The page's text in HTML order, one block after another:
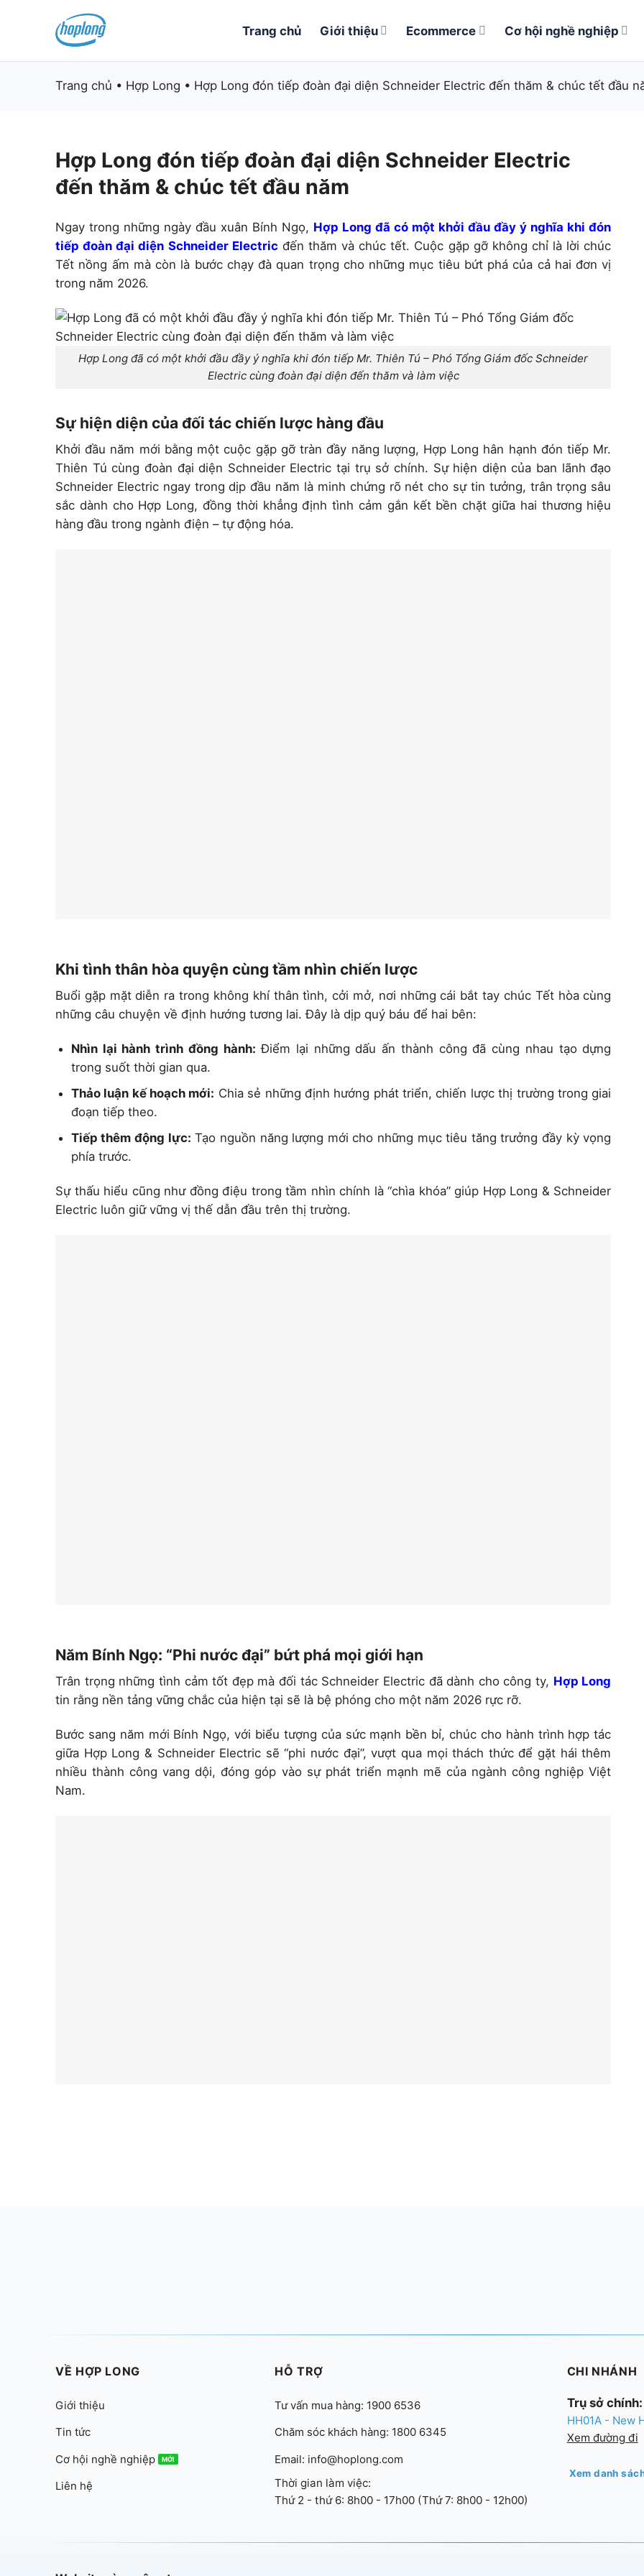
Trang chủ Giới thiệu Ecommerce Cơ hội nghề nghiệp
Trang chủ • Hợp Long • Hợp Long đón tiếp đoàn đại diện Schneider Electric đến thăm & chúc tết đầu
Hợp Long đón tiếp đoàn đại diện Schneider Electric
đến thăm & chúc tết đầu năm
Ngay trong những ngày đầu xuân Bính Ngọ, Hợp Long đã có một khởi đầu đầy ý nghĩa khi đón
tiếp đoàn đại diện Schneider Electric đến thăm và chúc tết. Cuộc gặp gỡ không chỉ là lời chúc
Tết nồng ấm mà còn là bước chạy đà quan trọng cho những mục tiêu bứt phá của cả hai đơn vị
trong năm 2026.
Hợp Long đã có một khởi đầu đầy ý nghĩa khi đón tiếp Mr. Thiên Tú – Phó Tổng Giám đốc Schneider
Electric cùng đoàn đại diện đến thăm và làm việc
Sự hiện diện của đối tác chiến lược hàng đầu
Khởi đầu năm mới bằng một cuộc gặp gỡ tràn đầy năng lượng, Hợp Long hân hạnh đón tiếp Mr.
Thiên Tú cùng đoàn đại diện Schneider Electric tại trụ sở chính. Sự hiện diện của ban lãnh đạo
Schneider Electric ngay trong dịp đầu năm là minh chứng rõ nét cho sự tin tưởng, trân trọng sâu
sắc dành cho Hợp Long, đồng thời khẳng định tình cảm gắn kết bền chặt giữa hai thương hiệu
hàng đầu trong ngành điện – tự động hóa.
Khi tình thân hòa quyện cùng tầm nhìn chiến lược
Buổi gặp mặt diễn ra trong không khí thân tình, cởi mở, nơi những cái bắt tay chúc Tết hòa cùng
những câu chuyện về định hướng tương lai. Đây là dịp quý báu để hai bên:
Nhìn lại hành trình đồng hành: Điểm lại những dấu ấn thành công đã cùng nhau tạo dựng
trong suốt thời gian qua.
Thảo luận kế hoạch mới: Chia sẻ những định hướng phát triển, chiến lược thị trường trong giai
đoạn tiếp theo.
Tiếp thêm động lực: Tạo nguồn năng lượng mới cho những mục tiêu tăng trưởng đầy kỳ vọng
phía trước.
Sự thấu hiểu cũng như đồng điệu trong tầm nhìn chính là “chìa khóa” giúp Hợp Long & Schneider
Electric luôn giữ vững vị thế dẫn đầu trên thị trường.
Năm Bính Ngọ: “Phi nước đại” bứt phá mọi giới hạn
Trân trọng những tình cảm tốt đẹp mà đối tác Schneider Electric đã dành cho công ty, Hợp Long
tin rằng nền tảng vững chắc của hiện tại sẽ là bệ phóng cho một năm 2026 rực rỡ.
Bước sang năm mới Bính Ngọ, với biểu tượng của sức mạnh bền bỉ, chúc cho hành trình hợp tác
giữa Hợp Long & Schneider Electric sẽ “phi nước đại”, vượt qua mọi thách thức để gặt hái thêm
nhiều thành công vang dội, đóng góp vào sự phát triển mạnh mẽ của ngành công nghiệp Việt
Nam.
VỀ HỢP LONG
Giới thiệu
Tin tức
Cơ hội nghề nghiệp
Liên hệ
HỖ TRỢ
Tư vấn mua hàng: 1900 6536
Chăm sóc khách hàng: 1800 6345
Email: info@hoplong.com
Thời gian làm việc:
Thứ 2 - thứ 6: 8h00 - 17h00 (Thứ 7: 8h00 - 12h00)
CHI NHÁNH
Trụ sở chính:
HH01A - New
Xem đường đi
Xem danh